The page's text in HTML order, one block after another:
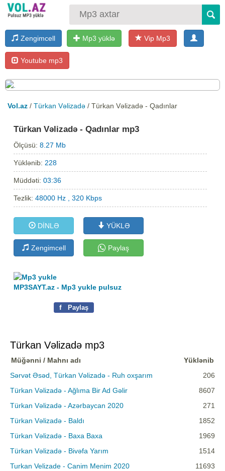
Zengimcell Mp3 yüklə Vip Mp3
Youtube mp3
Vol.az / Türkan Vəlizadə / Türkan Vəlizadə - Qadınlar
Türkan Vəlizadə - Qadınlar mp3
Ölçüsü:8.27 Mb
Yüklənib: 228
Müddəti:03:36
Tezlik:48000 Hz , 320 Kbps
DİNLƏ YÜKLƏ
Zengimcell Paylaş
MP3SAYT.az - Mp3 yukle pulsuz
f Paylaş
Türkan Vəlizadə mp3
Müğənni / Mahnı adı
Yüklənib
Sərvət Əsəd, Türkan Vəlizadə - Ruh oxşarım
206
Türkan Vəlizadə - Ağlıma Bir Ad Gəlir
8607
Türkan Vəlizadə - Azərbaycan 2020
271
Türkan Vəlizadə - Baldı
1852
Türkan Vəlizadə - Baxa Baxa
1969
Türkan Vəlizadə - Bivəfa Yarım
1514
Turkan Velizade - Canim Menim 2020
11693